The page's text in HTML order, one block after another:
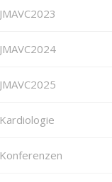
JMAVC2023
JMAVC2024
JMAVC2025
Kardiologie
Konferenzen